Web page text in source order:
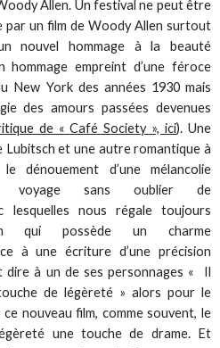
Allen. Un festival ne peut être
par un film de Woody Allen surtout
nouvel hommage à la beauté
hommage empreint d’une féroce
New York des années 1930 mais
des amours passées devenues
de « Café Society », ici). Une
Lubitsch et une autre romantique à
dénouement d’une mélancolie
voyage sans oublier de
lesquelles nous régale toujours
qui possède un charme
à une écriture d’une précision
à un de ses personnages « Il
de légèreté » alors pour le
nouveau film, comme souvent, le
une touche de drame. Et